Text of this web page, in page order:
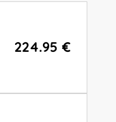
224.95 €